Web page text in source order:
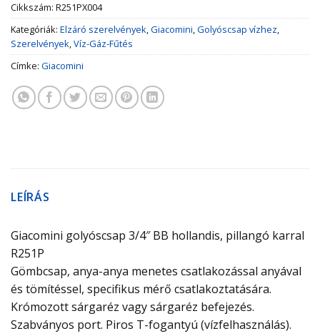
Cikkszám: R251PX004
Kategóriák: Elzáró szerelvények,Giacomini,Golyóscsap vízhez,
Szerelvények,Víz-Gáz-Fűtés
Címke: Giacomini
LEÍRÁS
Giacomini golyóscsap 3/4″ BB hollandis, pillangó karral
R251P
Gömbcsap, anya-anya menetes csatlakozással anyával
és tömítéssel, specifikus mérő csatlakoztatására.
Krómozott sárgaréz vagy sárgaréz befejezés.
Szabványos port. Piros T-fogantyú (vízfelhasználás).